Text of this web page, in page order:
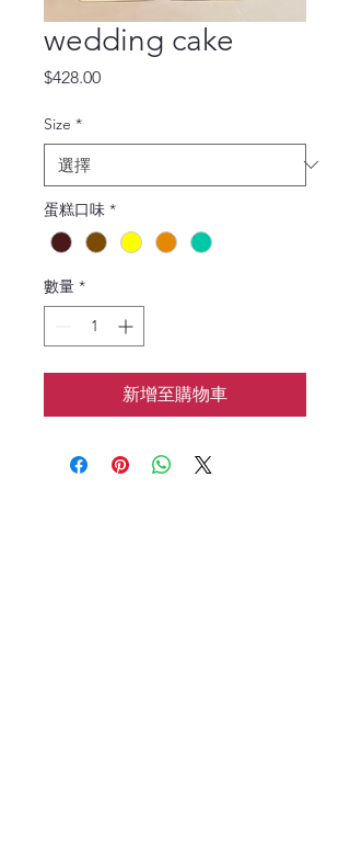
wedding cake
$428.00價
Size *
蛋糕口味 *
數量 *
新增至購物車